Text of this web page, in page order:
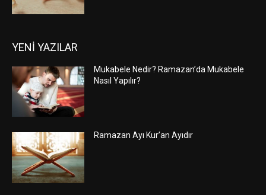
YENİ YAZILAR
Mukabele Nedir? Ramazan’da Mukabele
Nasıl Yapılır?
Ramazan Ayı Kur’an Ayıdır